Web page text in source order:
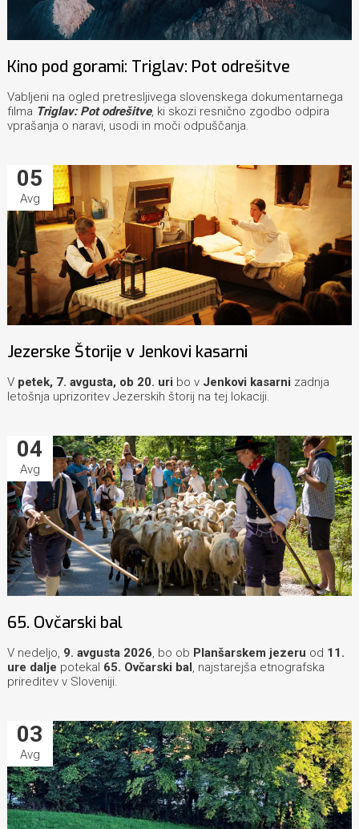
Kino pod gorami: Triglav: Pot odrešitve
Vabljeni na ogled pretresljivega slovenskega dokumentarnega
filma Triglav: Pot odrešitve, ki skozi resnično zgodbo odpira
vprašanja o naravi, usodi in moči odpuščanja.
05
Avg
Jezerske Štorije v Jenkovi kasarni
V petek, 7. avgusta, ob 20. uri bo v Jenkovi kasarni zadnja
letošnja uprizoritev Jezerskih štorij na tej lokaciji.
04
Avg
65. Ovčarski bal
V nedeljo, 9. avgusta 2026, bo ob Planšarskem jezeru od 11.
ure dalje potekal 65. Ovčarski bal , najstarejša etnografska
prireditev v Sloveniji.
03
Avg